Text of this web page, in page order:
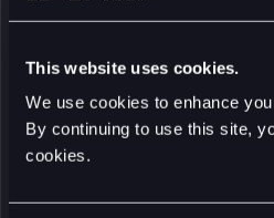
This website uses cookies.
We use cookies to enhance
By continuing to use this site,
cookies.
Ook de organisatie is tevreden met
ook de faciliteiten op het circuit
was onmogelijk geweest zonder
inzet van al het NS-personeel van
Klaar voor morgen
weekend! Het was indrukwekkend